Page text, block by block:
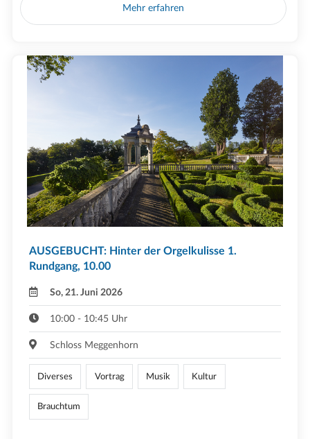
Mehr erfahren
AUSGEBUCHT: Hinter der Orgelkulisse 1.
Rundgang, 10.00
So, 21. Juni 2026
10:00 - 10:45 Uhr
Schloss Meggenhorn
Diverses Vortrag Musik Kultur
Brauchtum